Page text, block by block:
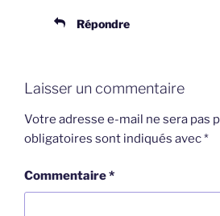
Répondre
Laisser un commentaire
Votre adresse e-mail ne sera pas
obligatoires sont indiqués avec*
Commentaire*